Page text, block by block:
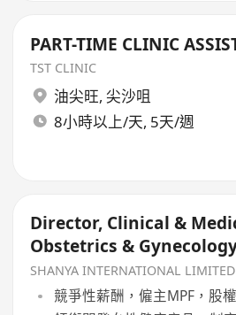
PART-TIME CLINIC
TST CLINIC
油尖旺, 尖沙咀
8小時以上/天, 5天/週
Director, Clinical &
Obstetrics &
SHANYA INTERNATIONAL LIMITED
競爭性薪酬，僱主MPF，股